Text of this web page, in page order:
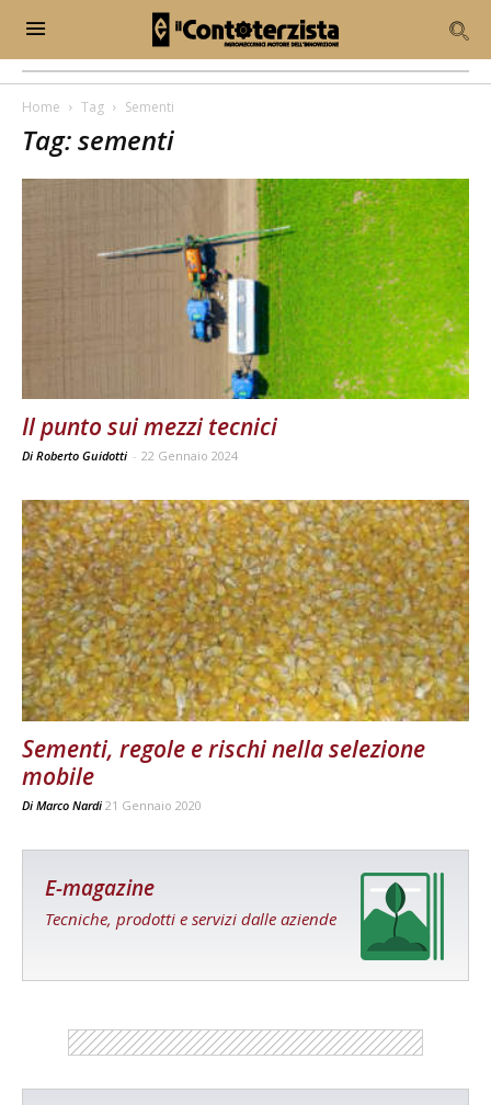
Home Tag Sementi
Tag: sementi
Il punto sui mezzi tecnici
Di Roberto Guidotti - 22 Gennaio 2024
Sementi, regole e rischi nella selezione
mobile
Di Marco Nardi 21 Gennaio 2020
E-magazine
Tecniche, prodotti e servizi dalle aziende